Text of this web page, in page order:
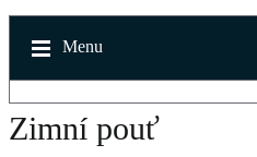
Menu
Zimní pouť